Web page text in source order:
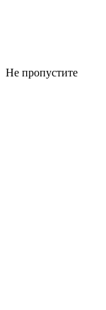
Не пропустите